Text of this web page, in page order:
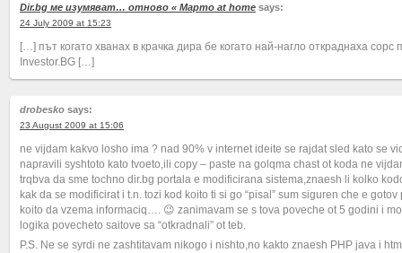
Dir.bg ме изумяват… отново « Марто at home says:
24 July 2009 at 15:23
[…] път когато хванах в крачка дира бе когато най-нагло откраднаха сорс
Investor.BG […]
drobesko says:
23 August 2009 at 15:06
ne vijdam kakvo losho ima ? nad 90% v internet ideite se rajdat sled kato se
napravili syshtoto kato tvoeto,ili copy – paste na golqma chast ot koda ne
trqbva da sme tochno dir.bg portala e modificirana sistema,znaesh li kolko
kak da se modificirat i t.n. tozi kod koito ti si go “pisal” sum siguren che e
koito da vzema informaciq…. 😉 zanimavam se s tova poveche ot 5 godini i
logika povecheto saitove sa “otkradnali” ot teb.
P.S. Ne se syrdi ne zashtitavam nikogo i nishto,no kakto znaesh PHP java i